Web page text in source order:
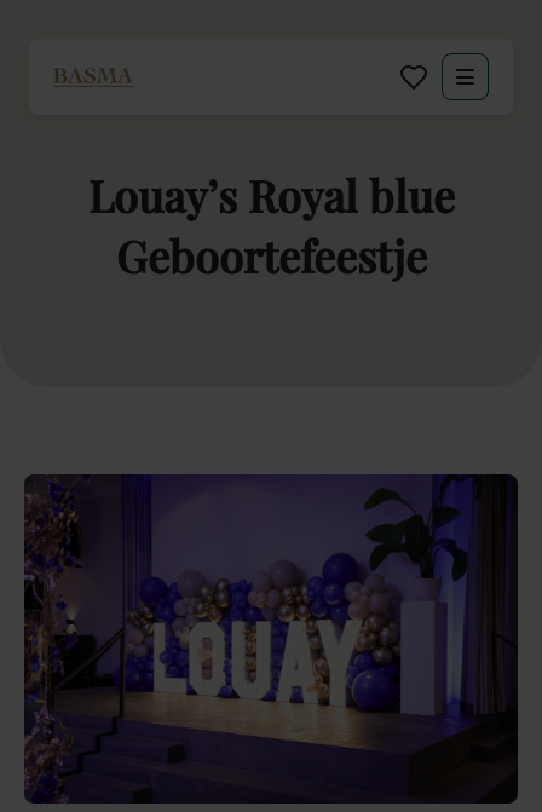
Zakelijk
Decoratie huren
Contact
Louay’s Royalblue
Geboortefeestje